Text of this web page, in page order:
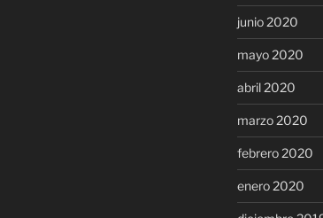
junio 2020
mayo 2020
abril 2020
marzo 2020
febrero 2020
enero 2020